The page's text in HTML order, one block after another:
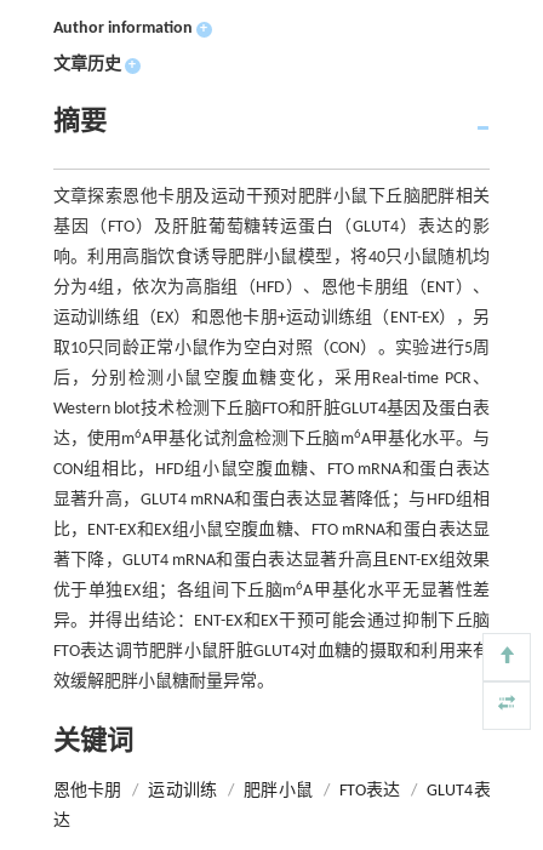
Author information +
文章历史 +
摘要
文章探索恩他卡朋及运动干预对肥胖小鼠下丘脑肥胖相关
基因（FTO）及肝脏葡萄糖转运蛋白（GLUT4）表达的影
响。利用高脂饮食诱导肥胖小鼠模型，将40只小鼠随机均
分为4组，依次为高脂组（HFD）、恩他卡朋组（ENT）、
运动训练组（EX）和恩他卡朋+运动训练组（ENT-EX），另
取10只同龄正常小鼠作为空白对照（CON）。实验进行5周
后，分别检测小鼠空腹血糖变化，采用Real-time PCR、
Western blot技术检测下丘脑FTO和肝脏GLUT4基因及蛋白表
达，使用m6A甲基化试剂盒检测下丘脑m6A甲基化水平。与
CON组相比，HFD组小鼠空腹血糖、FTO mRNA和蛋白表达
显著升高，GLUT4 mRNA和蛋白表达显著降低；与HFD组相
比，ENT-EX和EX组小鼠空腹血糖、FTO mRNA和蛋白表达显
著下降，GLUT4 mRNA和蛋白表达显著升高且ENT-EX组效果
优于单独EX组；各组间下丘脑m6A甲基化水平无显著性差
异。并得出结论：ENT-EX和EX干预可能会通过抑制下丘脑
FTO表达调节肥胖小鼠肝脏GLUT4对血糖的摄取和利用来有
效缓解肥胖小鼠糖耐量异常。
关键词
恩他卡朋 / 运动训练 / 肥胖小鼠 / FTO表达 / GLUT4表
达